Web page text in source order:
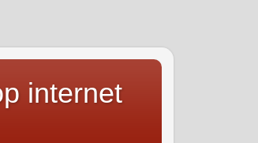
internet